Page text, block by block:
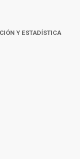
Y ESTADÍSTICA